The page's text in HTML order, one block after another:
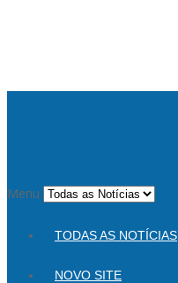
Menu
TODAS AS NOTÍCIAS
NOVO SITE